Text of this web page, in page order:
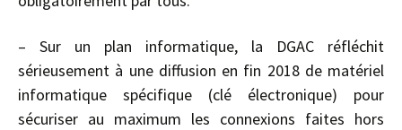
– Sur un plan informatique, la DGAC réfléchit
sérieusement à une diffusion en fin 2018 de matériel
informatique spécifique (clé électronique) pour
sécuriser au maximum les connexions faites hors